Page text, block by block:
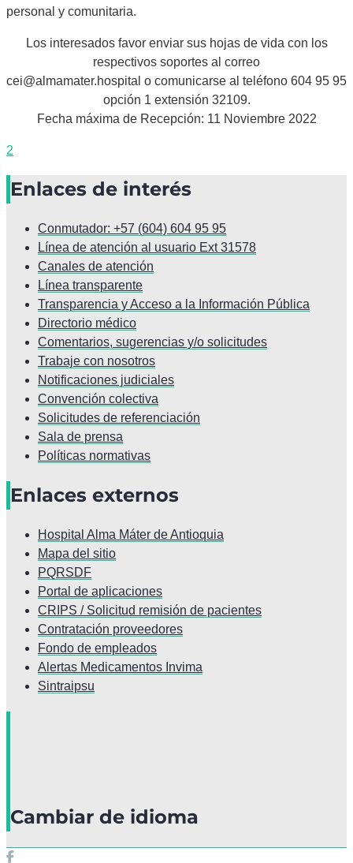
personal y comunitaria.
Los interesados favor enviar sus hojas de vida con los
respectivos soportes al correo
cei@almamater.hospital o comunicarse al teléfono 604 95 95
opción 1 extensión 32109.
Fecha máxima de Recepción: 11 Noviembre 2022
2
Enlaces de interés
Conmutador: +57 (604) 604 95 95
Línea de atención al usuario Ext 31578
Canales de atención
Línea transparente
Transparencia y Acceso a la Información Pública
Directorio médico
Comentarios, sugerencias y/o solicitudes
Trabaje con nosotros
Notificaciones judiciales
Convención colectiva
Solicitudes de referenciación
Sala de prensa
Políticas normativas
Enlaces externos
Hospital Alma Máter de Antioquia
Mapa del sitio
PQRSDF
Portal de aplicaciones
CRIPS / Solicitud remisión de pacientes
Contratación proveedores
Fondo de empleados
Alertas Medicamentos Invima
Sintraipsu
Cambiar de idioma